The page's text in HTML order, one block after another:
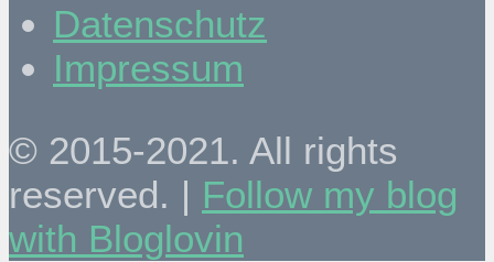
Datenschutz
Impressum
© 2015-2021. All rights
reserved. | Follow my blog
with Bloglovin